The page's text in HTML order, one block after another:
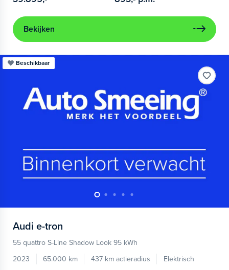
Bekijken
Beschikbaar
Audi e-tron
55 quattro S-Line Shadow Look 95 kWh
2023
65.000 km 437 km actieradius
Elektrisch